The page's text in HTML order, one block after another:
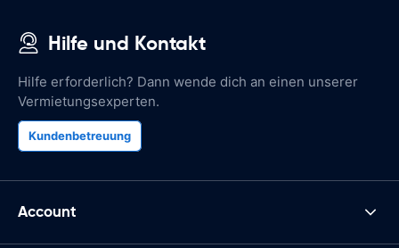
Hilfe und Kontakt
Hilfe erforderlich? Dann wende dich an einen unserer
Vermietungsexperten.
Kundenbetreuung
Account